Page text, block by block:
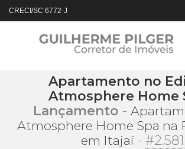
CRECI/SC 6772-J
Apartamento no
Atmosphere Home
Lançamento -
Atmosphere Home Spa na
em Itajaí- #2.581